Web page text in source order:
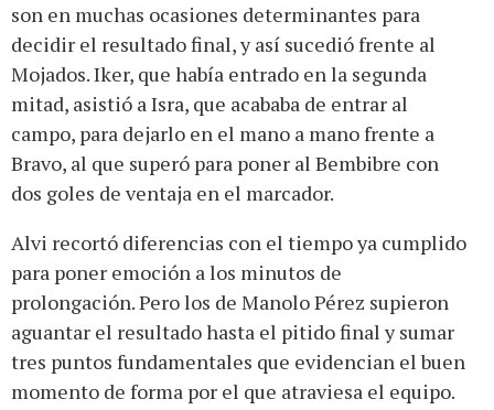
son en muchas ocasiones determinantes para
decidir el resultado final, y así sucedió frente al
Mojados. Iker, que había entrado en la segunda
mitad, asistió a Isra, que acababa de entrar al
campo, para dejarlo en el mano a mano frente a
Bravo, al que superó para poner al Bembibre con
dos goles de ventaja en el marcador.
Alvi recortó diferencias con el tiempo ya cumplido
para poner emoción a los minutos de
prolongación. Pero los de Manolo Pérez supieron
aguantar el resultado hasta el pitido final y sumar
tres puntos fundamentales que evidencian el buen
momento de forma por el que atraviesa el equipo.